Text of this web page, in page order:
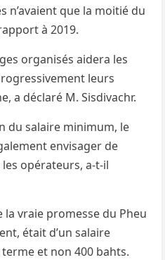
n’avaient que la moitié du
à 2019.
organisés aidera les
leurs
a déclaré M. Sisdivachr.
du salaire minimum, le
envisager de
opérateurs, a-t-il
vraie promesse du Pheu
était d’un salaire
et non 400 bahts.